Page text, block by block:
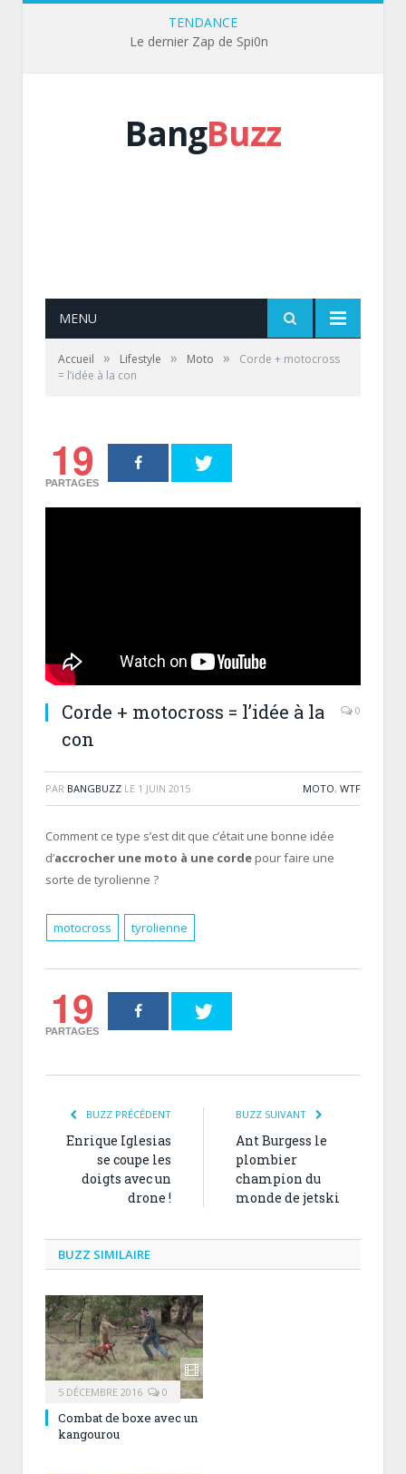
TENDANCE
Le dernier Zap de Spi0n
BangBuzz
MENU
Accueil » Lifestyle » Moto »
Corde + motocross
= l’idée à la con
19
PARTAGES
Corde + motocross = l’idée à la
con
0
PAR BANGBUZZ LE 1 JUIN 2015 MOTO, WTF
Comment ce type s’est dit que c’était une bonne idée
d’accrocher une moto à une corde pour faire une
sorte de tyrolienne ?
motocross tyrolienne
19
PARTAGES
BUZZ PRÉCÉDENT
Enrique Iglesias
se coupe les
doigts avec un
drone !
BUZZ SUIVANT
Ant Burgess le
plombier
champion du
monde de jetski
BUZZ SIMILAIRE
5 DÉCEMBRE 2016 0
Combat de boxe avec un
kangourou